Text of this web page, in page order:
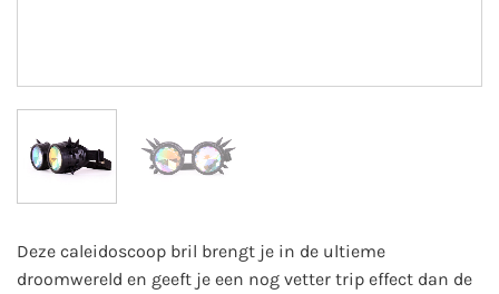
Deze caleidoscoop bril brengt je in de ultieme
droomwereld en geeft je een nog vetter trip effect dan de